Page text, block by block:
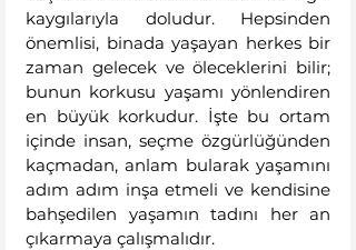
kaygılarıyla doludur. Hepsinden
önemlisi, binada yaşayan herkes bir
zaman gelecek ve öleceklerini bilir;
bunun korkusu yaşamı yönlendiren
en büyük korkudur. İşte bu ortam
içinde insan, seçme özgürlüğünden
kaçmadan, anlam bularak yaşamını
adım adım inşa etmeli ve kendisine
bahşedilen yaşamın tadını her an
çıkarmaya çalışmalıdır.